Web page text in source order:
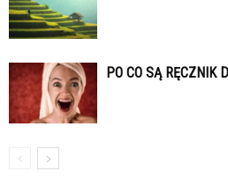
PO CO SĄ RĘCZNIK